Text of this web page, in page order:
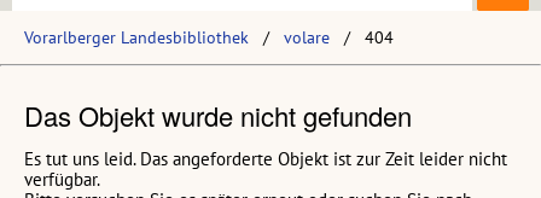
Vorarlberger Landesbibliothek volare 404
Das Objekt wurde nicht gefunden
Es tut uns leid. Das angeforderte Objekt ist zur Zeit leider nicht
verfügbar.